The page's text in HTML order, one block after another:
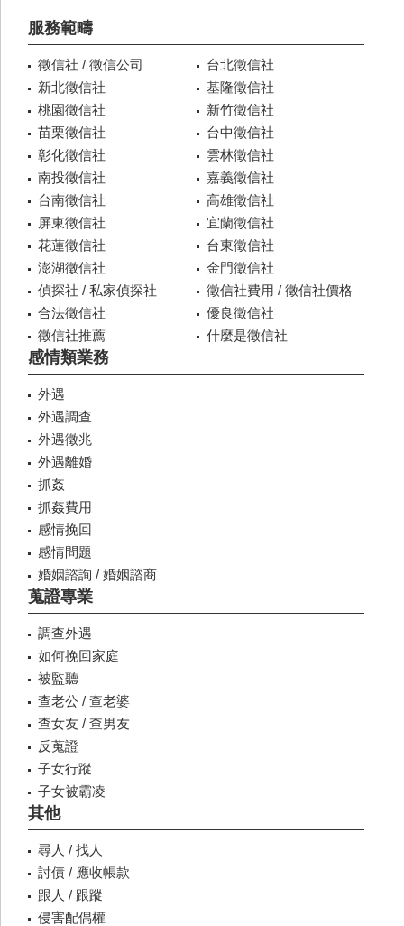
服務範疇
徵信社 / 徵信公司
台北徵信社
新北徵信社
基隆徵信社
桃園徵信社
新竹徵信社
苗栗徵信社
台中徵信社
彰化徵信社
雲林徵信社
南投徵信社
嘉義徵信社
台南徵信社
高雄徵信社
屏東徵信社
宜蘭徵信社
花蓮徵信社
台東徵信社
澎湖徵信社
金門徵信社
偵探社 / 私家偵探社
徵信社費用 / 徵信社價格
合法徵信社
優良徵信社
徵信社推薦
什麼是徵信社
感情類業務
外遇
外遇調查
外遇徵兆
外遇離婚
抓姦
抓姦費用
感情挽回
感情問題
婚姻諮詢 / 婚姻諮商
蒐證專業
調查外遇
如何挽回家庭
被監聽
查老公 / 查老婆
查女友 / 查男友
反蒐證
子女行蹤
子女被霸凌
其他
尋人 / 找人
討債 / 應收帳款
跟人 / 跟蹤
侵害配偶權